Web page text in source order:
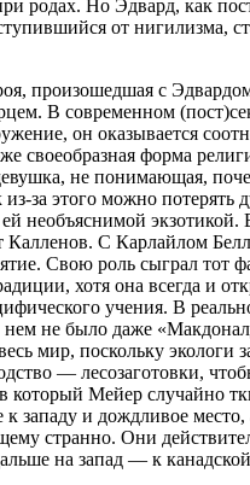
родах. Но Эдвард, как
от нигилизма,
произошедшая с
В современном
он оказывается
своеобразная форма
не понимающая,
за этого можно потерять
необъяснимой экзотикой.
С Карлайлом
Свою роль сыграл тот
хотя она всегда и
учения. В
не было даже
мир, поскольку экологи
— лесозаготовки,
который Мейер случайно
к западу и дождливое
странно. Они
на запад — к